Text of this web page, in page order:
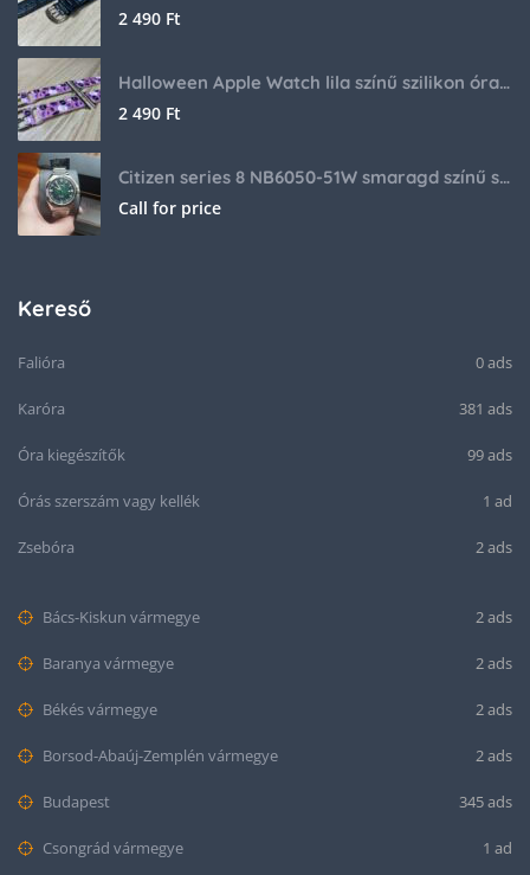
2 490 Ft
Halloween Apple Watch lila színű szilikon óraszíj
2 490 Ft
Citizen series 8 NB6050-51W smaragd színű számlappal
Call for price
Kereső
Falióra 0 ads
Karóra 381 ads
Óra kiegészítők 99 ads
Órás szerszám vagy kellék 1 ad
Zsebóra 2 ads
Bács-Kiskun vármegye 2 ads
Baranya vármegye 2 ads
Békés vármegye 2 ads
Borsod-Abaúj-Zemplén vármegye 2 ads
Budapest 345 ads
Csongrád vármegye 1 ad